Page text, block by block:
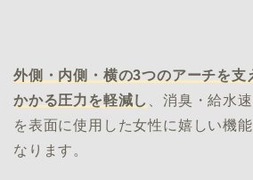
外側・内側・横の3つのアーチを支
かかる圧力を軽減し
、消臭・給水
を表面に使用した女性に嬉しい機
なります。